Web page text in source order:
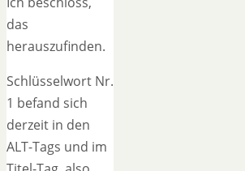
das
herauszufinden.
Schlüsselwort Nr.
1 befand sich
derzeit in den
ALT-Tags und im